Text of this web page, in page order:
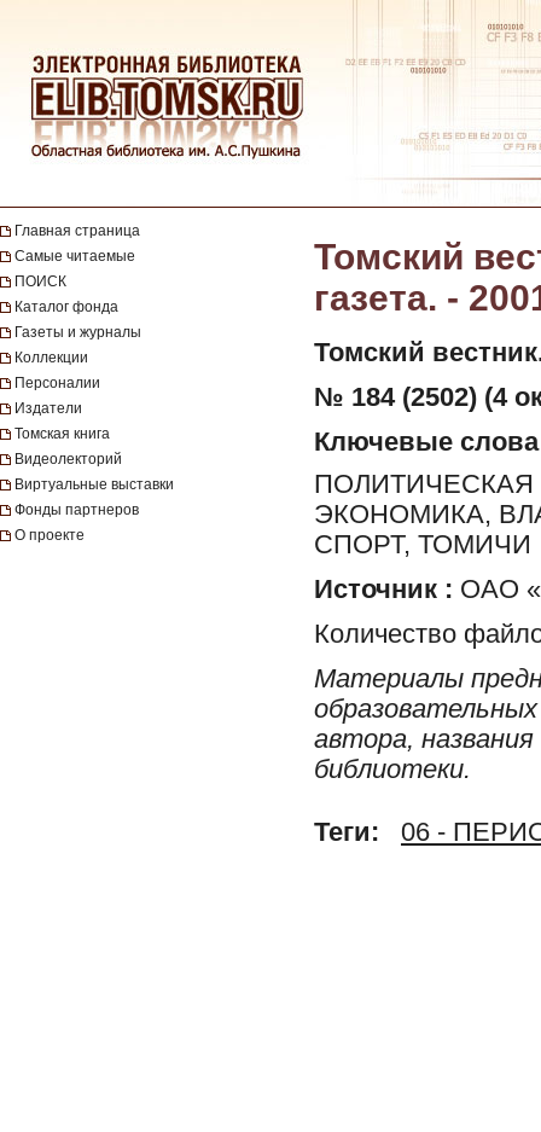
Главная страница
Самые читаемые
ПОИСК
Каталог фонда
Газеты и журналы
Коллекции
Персоналии
Издатели
Томская книга
Видеолекторий
Виртуальные выставки
Фонды партнеров
О проекте
Томский
газета. -
Томский
№ 184 (2502) (4
Ключевые слова
ЭКОНОМИКА,
СПОРТ, ТОМИЧИ
Источник : ОАО
Количество
Материалы
автора,
библиотеки.
Теги: 06 -